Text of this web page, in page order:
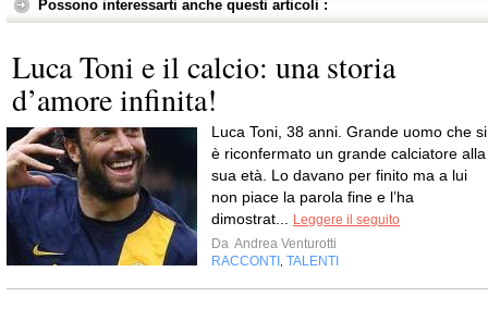
Possono interessarti anche questi articoli :
Luca Toni e il calcio: una storia
d’amore infinita!
Luca Toni, 38 anni. Grande uomo che si
è riconfermato un grande calciatore alla
sua età. Lo davano per finito ma a lui
non piace la parola fine e l’ha
dimostrat... Leggere il seguito
Da Andrea Venturotti
RACCONTI , TALENTI